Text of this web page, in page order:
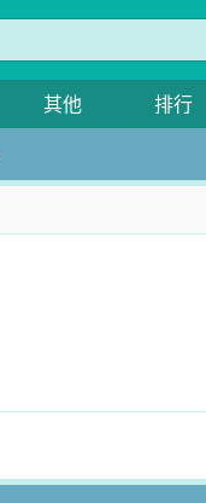
其他 排行